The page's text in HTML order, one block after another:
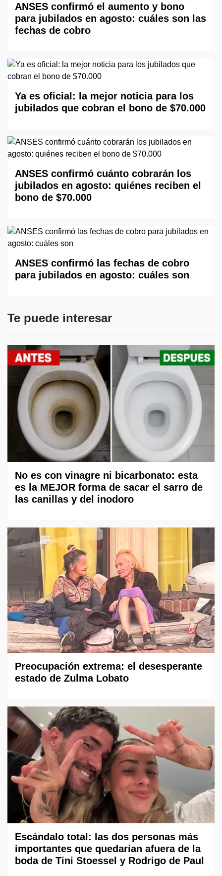
ANSES confirmó el aumento y bono
para jubilados en agosto: cuáles son las
fechas de cobro
Ya es oficial: la mejor noticia para los
jubilados que cobran el bono de $70.000
ANSES confirmó cuánto cobrarán los
jubilados en agosto: quiénes reciben el
bono de $70.000
ANSES confirmó las fechas de cobro
para jubilados en agosto: cuáles son
Te puede interesar
No es con vinagre ni bicarbonato: esta
es la MEJOR forma de sacar el sarro de
las canillas y del inodoro
Preocupación extrema: el desesperante
estado de Zulma Lobato
Escándalo total: las dos personas más
importantes que quedarían afuera de la
boda de Tini Stoessel y Rodrigo de Paul